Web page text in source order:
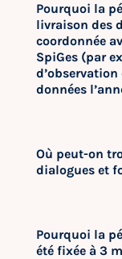
Pourquoi la
livraison des
coordonnée
SpiGes (par
données
Où peut-on
dialogues et
Pourquoi la
été fixée à 3